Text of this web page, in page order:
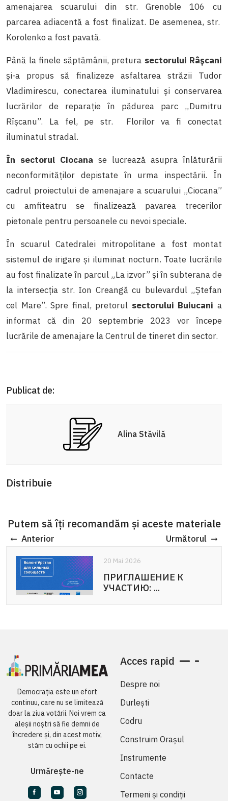
amenajarea scuarului din str. Grenoble 106 cu
parcarea adiacentă a fost finalizat. De asemenea, str.
Korolenko a fost pavată.
Până la finele săptămânii, pretura sectorului Râșcani
și-a propus să finalizeze asfaltarea străzii Tudor
Vladimirescu, conectarea iluminatului și conservarea
lucrărilor de reparație în pădurea parc „Dumitru
Rîșcanu”. La fel, pe str. Florilor va fi conectat
iluminatul stradal.
În sectorul Ciocana se lucrează asupra înlăturării
neconformităților depistate în urma inspectării. În
cadrul proiectului de amenajare a scuarului „Ciocana”
cu amfiteatru se finalizează pavarea trecerilor
pietonale pentru persoanele cu nevoi speciale.
În scuarul Catedralei mitropolitane a fost montat
sistemul de irigare și iluminat nocturn. Toate lucrările
au fost finalizate în parcul „La izvor” și în subterana de
la intersecția str. Ion Creangă cu bulevardul „Ștefan
cel Mare”. Spre final, pretorul sectorului Buiucani a
informat că din 20 septembrie 2023 vor începe
lucrările de amenajare la Centrul de tineret din sector.
Publicat de:
Alina Stăvilă
Distribuie
Putem să îți recomandăm și aceste materiale
Anterior Următorul
20 Mai 2026
ПРИГЛАШЕНИЕ К
УЧАСТИЮ: ...
20 Mai 2026
APEL DE PARTICIPARE:
Voluntariat pentru ...
Democrația este un efort
continuu, care nu se limitează
doar la ziua votării. Noi vrem ca
aleșii noștri să fie demni de
încredere și, din acest motiv,
stăm cu ochii pe ei.
Urmărește-ne
Acces rapid
Despre noi
Durlești
Codru
Construim Orașul
Instrumente
Contacte
Termeni și condiții